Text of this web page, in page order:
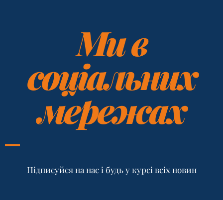
Ми в
соціальних
мережах
Підписуйся на нас і будь у курсі всіх новин